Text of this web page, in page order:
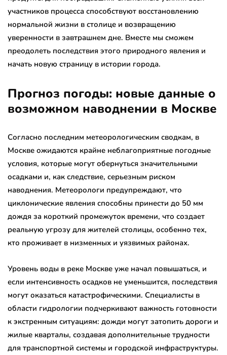
участников процесса способствуют восстановлению
нормальной жизни в столице и возвращению
уверенности в завтрашнем дне. Вместе мы сможем
преодолеть последствия этого природного явления и
начать новую страницу в истории города.
Прогноз погоды: новые данные о
возможном наводнении в Москве
Согласно последним метеорологическим сводкам, в
Москве ожидаются крайне неблагоприятные погодные
условия, которые могут обернуться значительными
осадками и, как следствие, серьезным риском
наводнения. Метеорологи предупреждают, что
циклонические явления способны принести до 50 мм
дождя за короткий промежуток времени, что создает
реальную угрозу для жителей столицы, особенно тех,
кто проживает в низменных и уязвимых районах.
Уровень воды в реке Москве уже начал повышаться, и
если интенсивность осадков не уменьшится, последствия
могут оказаться катастрофическими. Специалисты в
области гидрологии подчеркивают важность готовности
к экстренным ситуациям: дожди могут затопить дороги и
жилые кварталы, создавая дополнительные трудности
для транспортной системы и городской инфраструктуры.